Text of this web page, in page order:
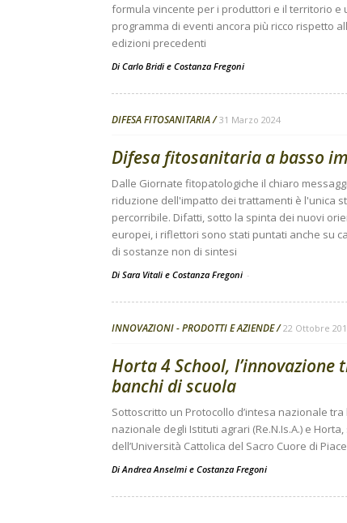
formula vincente per i produttori e il territorio e
programma di eventi ancora più ricco rispetto
edizioni precedenti
Di Carlo Bridi e Costanza Fregoni
DIFESA FITOSANITARIA 31 Marzo 2024
Difesa fitosanitaria a basso
Dalle Giornate fitopatologiche il chiaro
riduzione dell'impatto dei trattamenti è l'unica
percorribile. Difatti, sotto la spinta dei nuovi
europei, i riflettori sono stati puntati anche su
di sostanze non di sintesi
Di Sara Vitali e Costanza Fregoni -
INNOVAZIONI - PRODOTTI E AZIENDE 22 Ottobre
Horta 4 School, l’innovazione
banchi di scuola
Sottoscritto un Protocollo d’intesa nazionale tra
nazionale degli Istituti agrari (Re.N.Is.A.) e
dell’Università Cattolica del Sacro Cuore di
DiAndrea Anselmi e Costanza Fregoni